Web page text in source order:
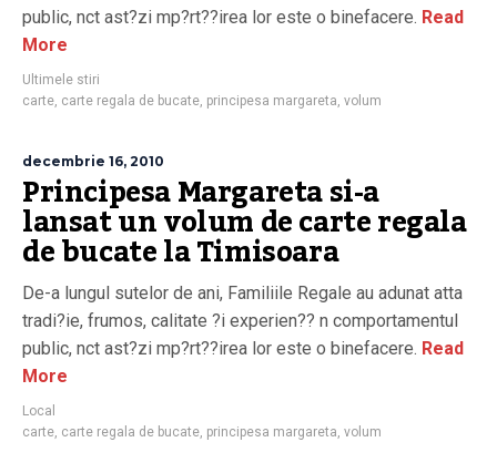
public, nct ast?zi mp?rt??irea lor este o binefacere. Read
More
Ultimele stiri
carte, carte regala de bucate, principesa margareta, volum
decembrie 16, 2010
Principesa Margareta si-a
lansat un volum de carte regala
de bucate la Timisoara
De-a lungul sutelor de ani, Familiile Regale au adunat atta
tradi?ie, frumos, calitate ?i experien?? n comportamentul
public, nct ast?zi mp?rt??irea lor este o binefacere. Read
More
Local
carte, carte regala de bucate, principesa margareta, volum